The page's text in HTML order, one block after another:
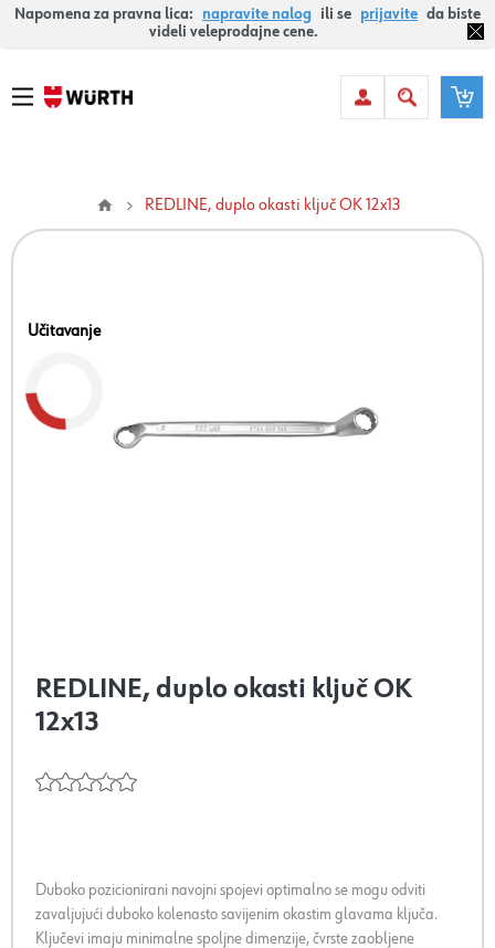
Napomena za pravna lica: napravite nalog ili se prijavite da biste
videli veleprodajne cene.
REDLINE, duplo okasti ključ OK 12x13
Učitavanje
REDLINE, duplo okasti ključ OK
12x13
Duboko pozicionirani navojni spojevi optimalno se mogu odviti
zavaljujući duboko kolenasto savijenim okastim glavama ključa.
Ključevi imaju minimalne spoljne dimenzije, čvrste zaobljene